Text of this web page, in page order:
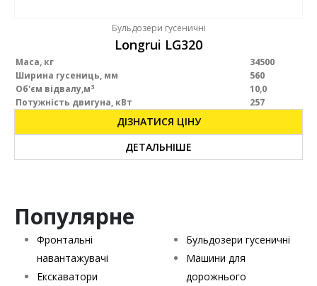
Бульдозери гусеничні
Longrui LG320
Маса, кг
34500
Ширина гусениць, мм
560
Об'єм відвалу,м3
10,0
Потужність двигуна, кВт
257
ДІЗНАТИСЯ ЦІНУ
ДЕТАЛЬНІШЕ
Популярне
Фронтальні
навантажувачі
Екскаватори
Бульдозери гусеничні
Машини для
дорожнього